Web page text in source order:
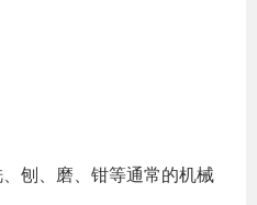
刨、磨、钳等通常的机械